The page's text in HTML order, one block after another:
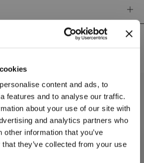
content and ads, to
features and to analyse our traffic.
about your use of our site with
and analytics partners who
other information that you’ve
they’ve collected from your use